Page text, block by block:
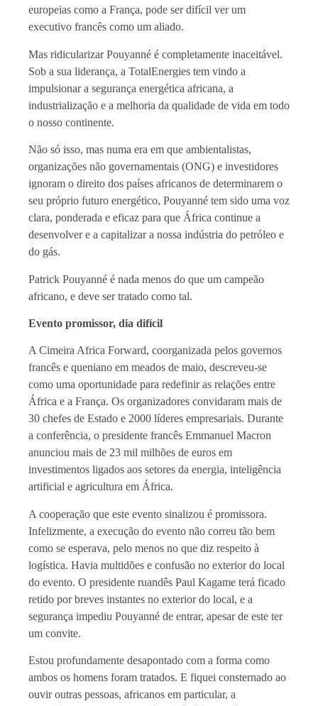
europeias como a França, pode ser difícil ver um
executivo francês como um aliado.
Mas ridicularizar Pouyanné é completamente inaceitável.
Sob a sua liderança, a TotalEnergies tem vindo a
impulsionar a segurança energética africana, a
industrialização e a melhoria da qualidade de vida em todo
o nosso continente.
Não só isso, mas numa era em que ambientalistas,
organizações não governamentais (ONG) e investidores
ignoram o direito dos países africanos de determinarem o
seu próprio futuro energético, Pouyanné tem sido uma voz
clara, ponderada e eficaz para que África continue a
desenvolver e a capitalizar a nossa indústria do petróleo e
do gás.
Patrick Pouyanné é nada menos do que um campeão
africano, e deve ser tratado como tal.
Evento promissor, dia difícil
A Cimeira Africa Forward, coorganizada pelos governos
francês e queniano em meados de maio, descreveu-se
como uma oportunidade para redefinir as relações entre
África e a França. Os organizadores convidaram mais de
30 chefes de Estado e 2000 líderes empresariais. Durante
a conferência, o presidente francês Emmanuel Macron
anunciou mais de 23 mil milhões de euros em
investimentos ligados aos setores da energia, inteligência
artificial e agricultura em África.
A cooperação que este evento sinalizou é promissora.
Infelizmente, a execução do evento não correu tão bem
como se esperava, pelo menos no que diz respeito à
logística. Havia multidões e confusão no exterior do local
do evento. O presidente ruandês Paul Kagame terá ficado
retido por breves instantes no exterior do local, e a
segurança impediu Pouyanné de entrar, apesar de este ter
um convite.
Estou profundamente desapontado com a forma como
ambos os homens foram tratados. E fiquei consternado ao
ouvir outras pessoas, africanos em particular, a